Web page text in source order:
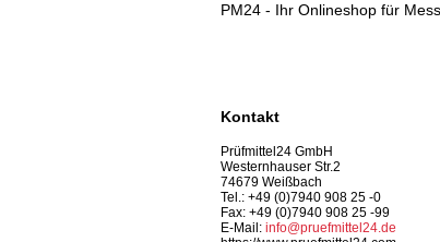
PM24 - Ihr Onlineshop für
Kontakt
Prüfmittel24 GmbH
Westernhauser Str.2
74679 Weißbach
Tel.: +49 (0)7940 908 25 -0
Fax: +49 (0)7940 908 25 -99
E-Mail: info@pruefmittel24.de